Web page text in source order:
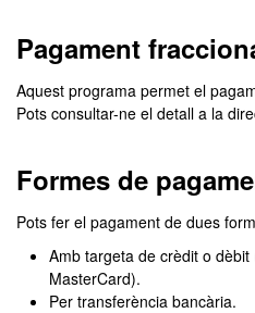
Pagament
Aquest programa permet el
Pots consultar-ne el detall a la
Formes de
Pots fer el pagament de dues
Amb targeta de crèdit o
MasterCard).
Per transferència bancària.